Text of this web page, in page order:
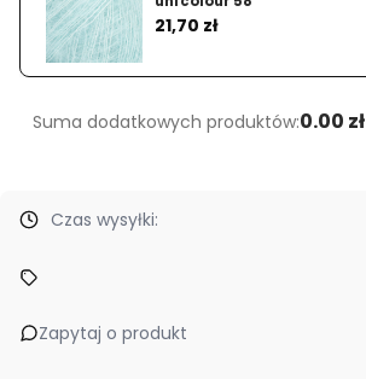
Cena
21,70 zł
Suma dodatkowych produktów:0.00 zł
Czas wysyłki:
Zapytaj o produkt